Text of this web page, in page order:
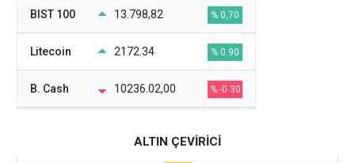
BIST 100 13.798,82 % 0,70
Litecoin 2172.34 % 0.90
B. Cash 10236.02,00 % -0.30
ALTIN ÇEVİRİCİ